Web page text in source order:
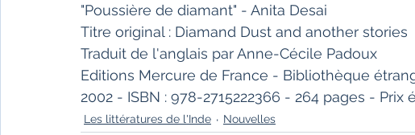
"Poussière de diamant" - Anita Desai
Titre original : Diamand Dust and another stories
Traduit de l'anglais par Anne-Cécile Padoux
Editions Mercure de France - Bibliothèque
2002 - ISBN : 978-2715222366 - 264 pages - Prix
Les littératures de l'Inde Nouvelles